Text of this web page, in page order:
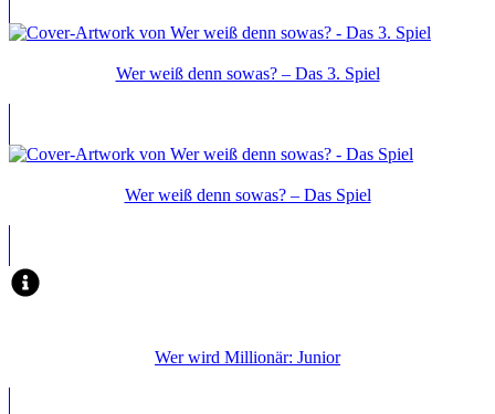
Wer weiß denn sowas? – Das 3. Spiel
Wer weiß denn sowas? – Das Spiel
Wer wird Millionär: Junior